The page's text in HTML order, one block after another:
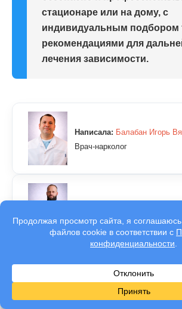
стационаре или на дому, с
индивидуальным подбором
рекомендациями для
лечения зависимости.
Написала: Балабан Игорь
Врач-нарколог
Клинический психолог
Вопросы-